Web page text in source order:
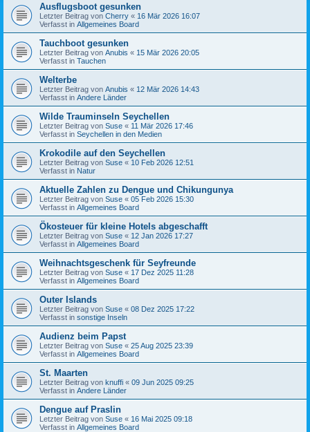
Ausflugsboot gesunken
Letzter Beitrag von Cherry « 16 Mär 2026 16:07
Verfasst in Allgemeines Board
Tauchboot gesunken
Letzter Beitrag von Anubis « 15 Mär 2026 20:05
Verfasst in Tauchen
Welterbe
Letzter Beitrag von Anubis « 12 Mär 2026 14:43
Verfasst in Andere Länder
Wilde Trauminseln Seychellen
Letzter Beitrag von Suse « 11 Mär 2026 17:46
Verfasst in Seychellen in den Medien
Krokodile auf den Seychellen
Letzter Beitrag von Suse « 10 Feb 2026 12:51
Verfasst in Natur
Aktuelle Zahlen zu Dengue und Chikungunya
Letzter Beitrag von Suse « 05 Feb 2026 15:30
Verfasst in Allgemeines Board
Ökosteuer für kleine Hotels abgeschafft
Letzter Beitrag von Suse « 12 Jan 2026 17:27
Verfasst in Allgemeines Board
Weihnachtsgeschenk für Seyfreunde
Letzter Beitrag von Suse « 17 Dez 2025 11:28
Verfasst in Allgemeines Board
Outer Islands
Letzter Beitrag von Suse « 08 Dez 2025 17:22
Verfasst in sonstige Inseln
Audienz beim Papst
Letzter Beitrag von Suse « 25 Aug 2025 23:39
Verfasst in Allgemeines Board
St. Maarten
Letzter Beitrag von knuffi « 09 Jun 2025 09:25
Verfasst in Andere Länder
Dengue auf Praslin
Letzter Beitrag von Suse « 16 Mai 2025 09:18
Verfasst in Allgemeines Board